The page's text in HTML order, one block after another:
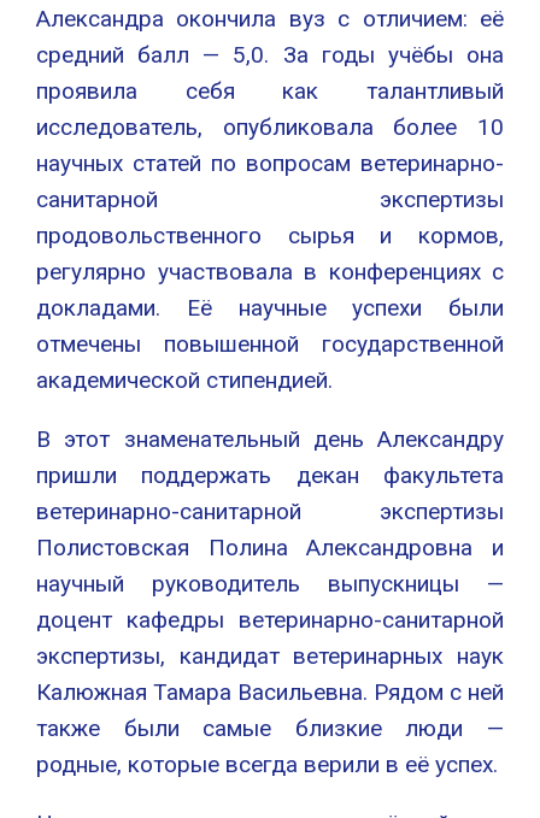
Александра окончила вуз с отличием: её
средний балл — 5,0. За годы учёбы она
проявила себя как талантливый
исследователь, опубликовала более 10
научных статей по вопросам ветеринарно-
санитарной экспертизы
продовольственного сырья и кормов,
регулярно участвовала в конференциях с
докладами. Её научные успехи были
отмечены повышенной государственной
академической стипендией.
В этот знаменательный день Александру
пришли поддержать декан факультета
ветеринарно-санитарной экспертизы
Полистовская Полина Александровна и
научный руководитель выпускницы —
доцент кафедры ветеринарно-санитарной
экспертизы, кандидат ветеринарных наук
Калюжная Тамара Васильевна. Рядом с ней
также были самые близкие люди —
родные, которые всегда верили в её успех.